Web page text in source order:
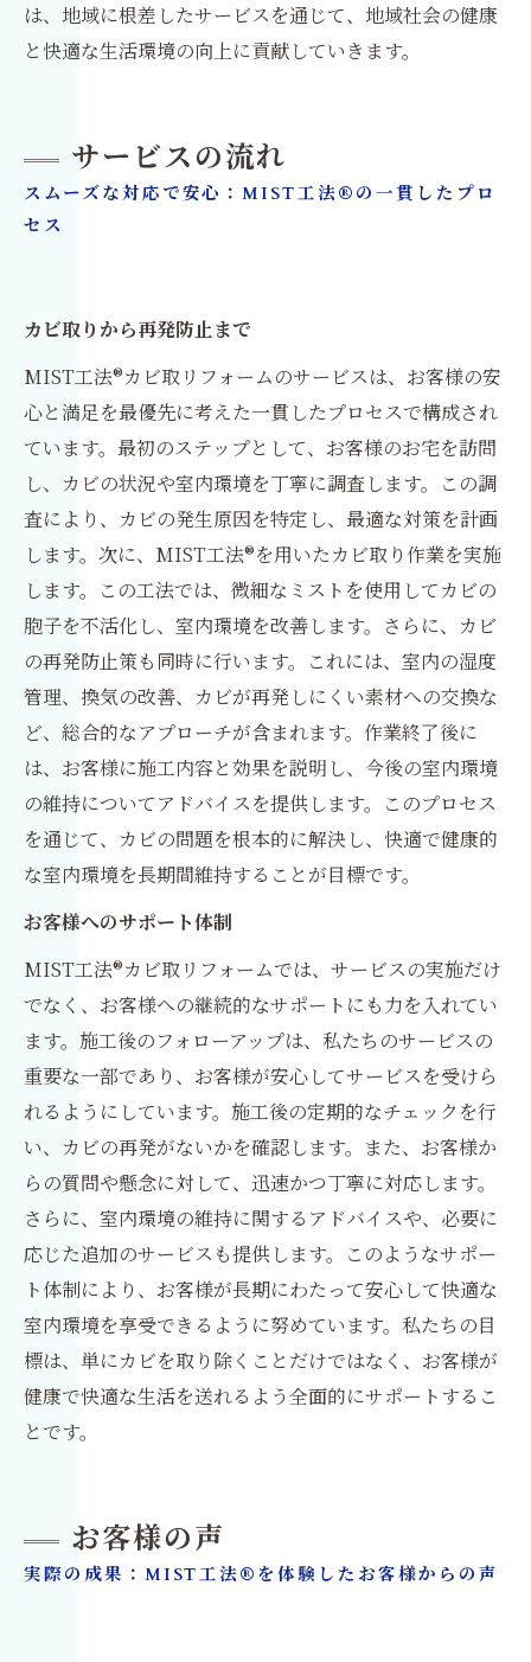
は、地域に根差したサービスを通じて、地域社会の健康
と快適な生活環境の向上に貢献していきます。
サービスの流れ
スムーズな対応で安心：MIST工法®の一貫したプロ
セス
カビ取りから再発防止まで
MIST工法®カビ取リフォームのサービスは、お客様の安
心と満足を最優先に考えた一貫したプロセスで構成され
ています。最初のステップとして、お客様のお宅を訪問
し、カビの状況や室内環境を丁寧に調査します。この調
査により、カビの発生原因を特定し、最適な対策を計画
します。次に、MIST工法®を用いたカビ取り作業を実施
します。この工法では、微細なミストを使用してカビの
胞子を不活化し、室内環境を改善します。さらに、カビ
の再発防止策も同時に行います。これには、室内の湿度
管理、換気の改善、カビが再発しにくい素材への交換な
ど、総合的なアプローチが含まれます。作業終了後に
は、お客様に施工内容と効果を説明し、今後の室内環境
の維持についてアドバイスを提供します。このプロセス
を通じて、カビの問題を根本的に解決し、快適で健康的
な室内環境を長期間維持することが目標です。
お客様へのサポート体制
MIST工法®カビ取リフォームでは、サービスの実施だけ
でなく、お客様への継続的なサポートにも力を入れてい
ます。施工後のフォローアップは、私たちのサービスの
重要な一部であり、お客様が安心してサービスを受けら
れるようにしています。施工後の定期的なチェックを行
い、カビの再発がないかを確認します。また、お客様か
らの質問や懸念に対して、迅速かつ丁寧に対応します。
さらに、室内環境の維持に関するアドバイスや、必要に
応じた追加のサービスも提供します。このようなサポー
ト体制により、お客様が長期にわたって安心して快適な
室内環境を享受できるように努めています。私たちの目
標は、単にカビを取り除くことだけではなく、お客様が
健康で快適な生活を送れるよう全面的にサポートするこ
とです。
お客様の声
実際の成果：MIST工法®を体験したお客様からの声